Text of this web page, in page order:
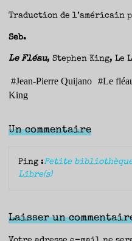
Traduction de l’américain
Seb.
Le Fléau, Stephen King, Le
#Jean-Pierre Quijano #Le
King
Un commentaire
Ping :Petite
Libre(s)
Laisser un